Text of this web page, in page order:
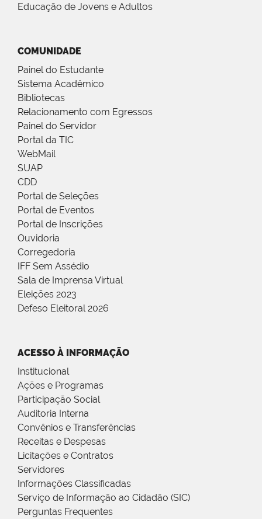
Educação de Jovens e Adultos
COMUNIDADE
Painel do Estudante
Sistema Acadêmico
Bibliotecas
Relacionamento com Egressos
Painel do Servidor
Portal da TIC
WebMail
SUAP
CDD
Portal de Seleções
Portal de Eventos
Portal de Inscrições
Ouvidoria
Corregedoria
IFF Sem Assédio
Sala de Imprensa Virtual
Eleições 2023
Defeso Eleitoral 2026
ACESSO À INFORMAÇÃO
Institucional
Ações e Programas
Participação Social
Auditoria Interna
Convênios e Transferências
Receitas e Despesas
Licitações e Contratos
Servidores
Informações Classificadas
Serviço de Informação ao Cidadão (SIC)
Perguntas Frequentes